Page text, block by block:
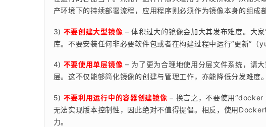
产环境下的持续部署流程，应用程序则必须作为镜像本身的组成
3) 不要创建大型镜像 – 体积过大的镜像会加大其发布难度。大
库。不要安装任何非必要软件包或者在构建过程中运行“更新”（
4) 不要使用单层镜像 – 为了更为合理地使用分层文件系统，请
层。这不仅能够简化镜像的创建与管理工作，亦能降低分发难度。
5) 不要利用运行中的容器创建镜像 – 换言之，不要使用“docker
无法实现版本控制性，因此绝对不值得提倡。相反，使用
力。